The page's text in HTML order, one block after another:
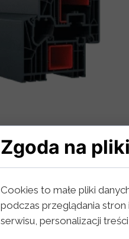
Zgoda na
Cookies to małe pliki
podczas przeglądania
serwisu, personalizacji